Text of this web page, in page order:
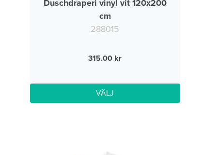
Duschdraperi vinyl vit 120x200
cm
288015
315.00
VÄLJ